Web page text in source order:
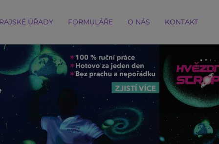
ÚŘADY FORMULÁŘE O NÁS KONTAKT